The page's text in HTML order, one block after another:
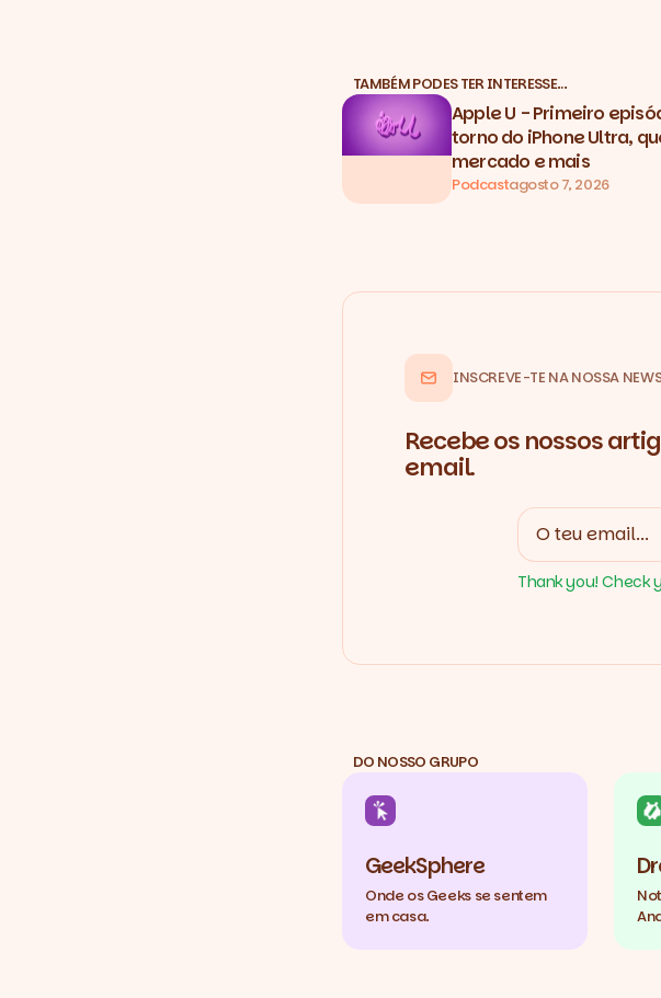
TAMBÉM PODES TER INTERESSE…
Apple U - Primeiro
torno do iPhone Ultra,
mercado e mais
Podcastagosto 7, 2026
INSCREVE-TE NA NOSSA
Recebe os nossos
email.
Thank you! Check
DO NOSSO GRUPO
GeekSphere
Onde os Geeks se sentem
em casa.